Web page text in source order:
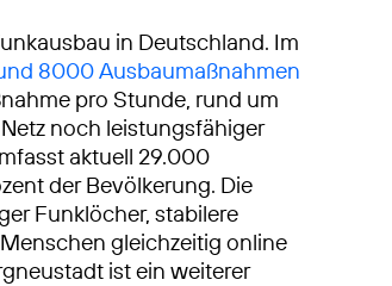
in Deutschland. Im
8000 Ausbaumaßnahmen
pro Stunde, rund um
Netz noch leistungsfähiger
aktuell 29.000
der Bevölkerung. Die
Funklöcher, stabilere
gleichzeitig online
ist ein weiterer